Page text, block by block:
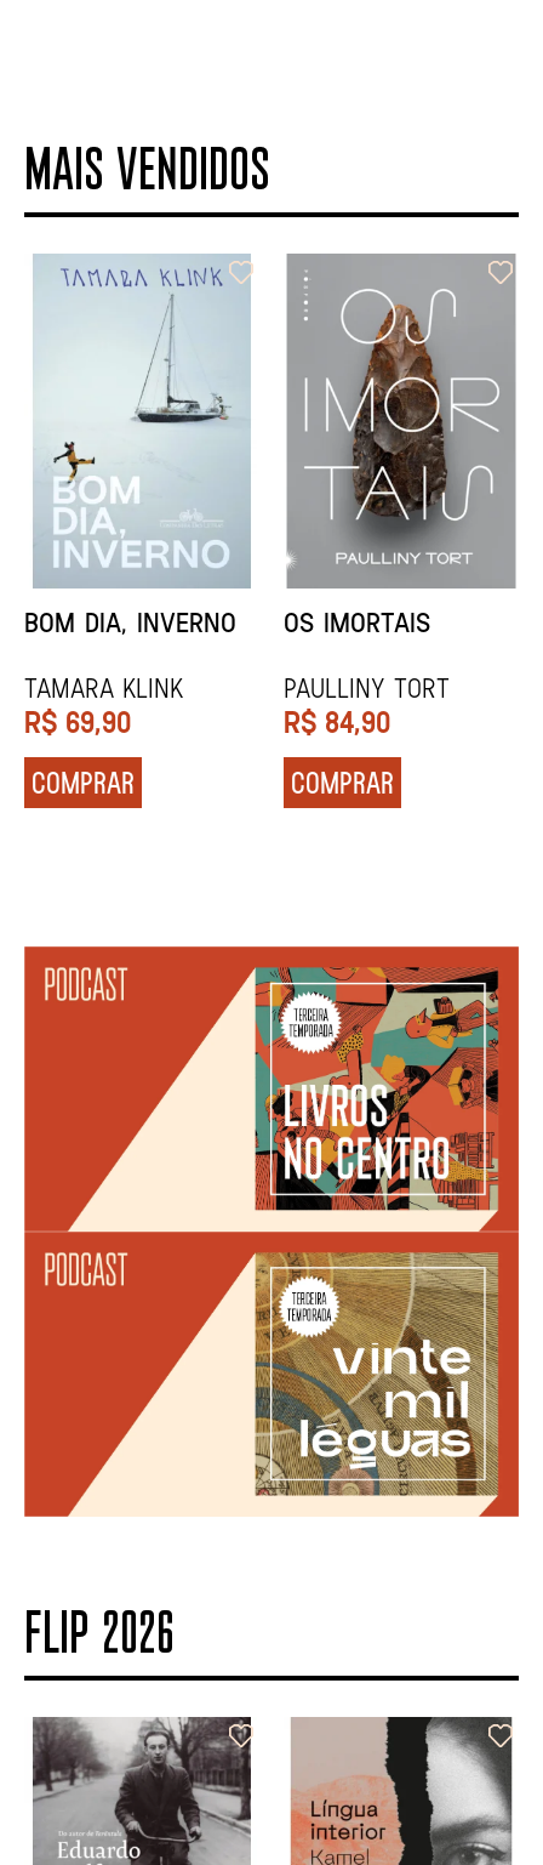
MAIS VENDIDOS
ORIXÁS
REGINALDO PRANDI
R$ 79,90
COMPRAR
ORAÇÃO PARA
Socorro Acioli
R$ 74,90
COMPRAR
FLIP 2026